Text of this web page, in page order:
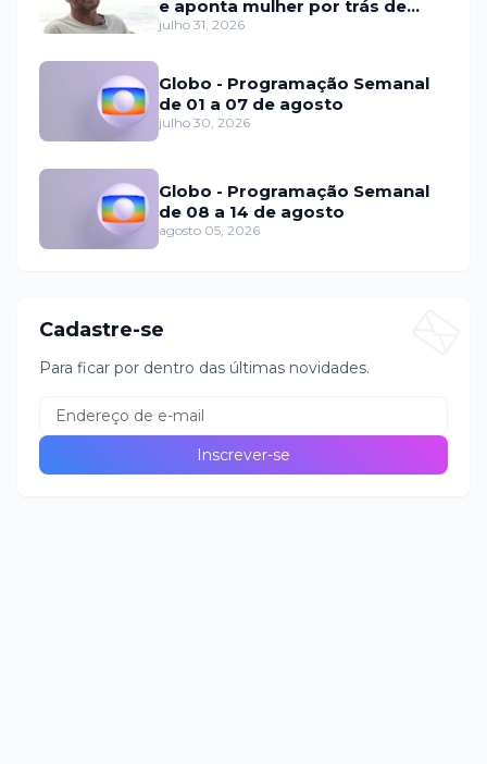
e aponta mulher por trás de
fraude internacional
julho 31, 2026
Globo - Programação Semanal
de 01 a 07 de agosto
julho 30, 2026
Globo - Programação Semanal
de 08 a 14 de agosto
agosto 05, 2026
Cadastre-se
Para ficar por dentro das últimas novidades.